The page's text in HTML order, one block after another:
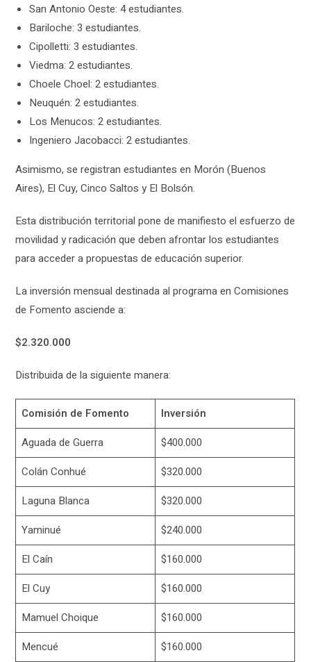
San Antonio Oeste: 4 estudiantes.
Bariloche: 3 estudiantes.
Cipolletti: 3 estudiantes.
Viedma: 2 estudiantes.
Choele Choel: 2 estudiantes.
Neuquén: 2 estudiantes.
Los Menucos: 2 estudiantes.
Ingeniero Jacobacci: 2 estudiantes.
Asimismo, se registran estudiantes en Morón (Buenos
Aires), El Cuy, Cinco Saltos y El Bolsón.
Esta distribución territorial pone de manifiesto el esfuerzo de
movilidad y radicación que deben afrontar los estudiantes
para acceder a propuestas de educación superior.
La inversión mensual destinada al programa en Comisiones
de Fomento asciende a:
$2.320.000
Distribuida de la siguiente manera:
Comisión de Fomento
Inversión
Aguada de Guerra
$400.000
Colán Conhué
$320.000
Laguna Blanca
$320.000
Yaminué
$240.000
El Caín
$160.000
El Cuy
$160.000
Mamuel Choique
$160.000
Mencué
$160.000